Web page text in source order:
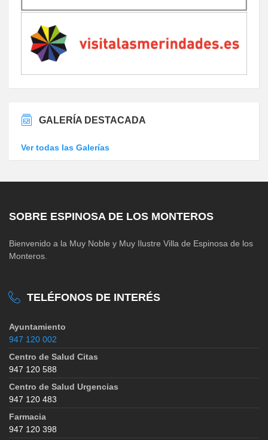
GALERÍA DESTACADA
Ver todas las Galerías
SOBRE ESPINOSA DE LOS MONTEROS
Bienvenido a la Muy Noble y Muy Ilustre Villa de Espinosa de los
Monteros.
TELÉFONOS DE INTERÉS
Ayuntamiento
947 120 002
Centro de Salud Citas
947 120 588
Centro de Salud Urgencias
947 120 483
Farmacia
947 120 398